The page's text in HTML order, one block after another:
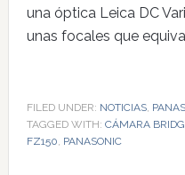
una óptica Leica DC
unas focales que
FILED UNDER: NOTICIAS,
TAGGED WITH: CÁMARA
FZ150, PANASONIC